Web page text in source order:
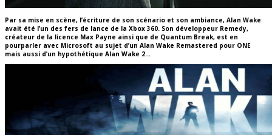
Par sa mise en scène, l’écriture de son scénario et son ambiance, Alan Wake
avait été l’un des fers de lance de la Xbox 360. Son développeur Remedy,
créateur de la licence Max Payne ainsi que de Quantum Break, est en
pourparler avec Microsoft au sujet d’un Alan Wake Remastered pour ONE
mais aussi d’un hypothétique Alan Wake 2…